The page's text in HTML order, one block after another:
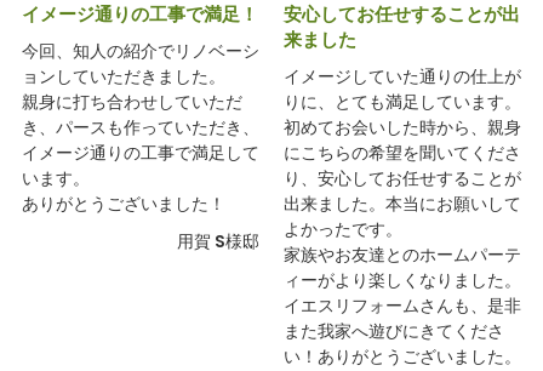
イメージ通りの工事で満足！
今回、知人の紹介でリノベーシ
ョンしていただきました。
親身に打ち合わせしていただ
き、パースも作っていただき、
イメージ通りの工事で満足して
います。
ありがとうございました！
用賀 S様邸
安心してお任せすることが出
来ました
イメージしていた通りの仕上が
りに、とても満足しています。
初めてお会いした時から、親身
にこちらの希望を聞いてくださ
り、安心してお任せすることが
出来ました。本当にお願いして
よかったです。
家族やお友達とのホームパーテ
ィーがより楽しくなりました。
イエスリフォームさんも、是非
また我家へ遊びにきてくださ
い！ありがとうございました。